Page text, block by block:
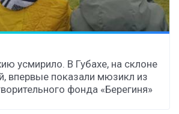
усмирило. В Губахе, на склоне
впервые показали мюзикл из
фонда «Берегиня»